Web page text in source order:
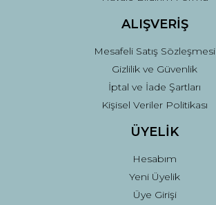
ALIŞVERİŞ
Mesafeli Satış Sözleşmesi
Gizlilik ve Güvenlik
İptal ve İade Şartları
Kişisel Veriler Politikası
ÜYELİK
Hesabım
Yeni Üyelik
Üye Girişi